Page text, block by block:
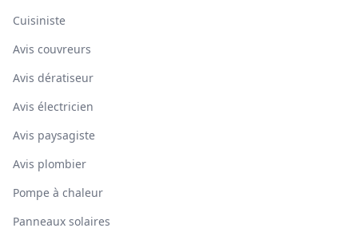
Cuisiniste
Avis couvreurs
Avis dératiseur
Avis électricien
Avis paysagiste
Avis plombier
Pompe à chaleur
Panneaux solaires